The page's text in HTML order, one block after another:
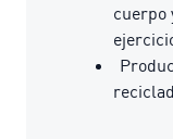
cuerpo